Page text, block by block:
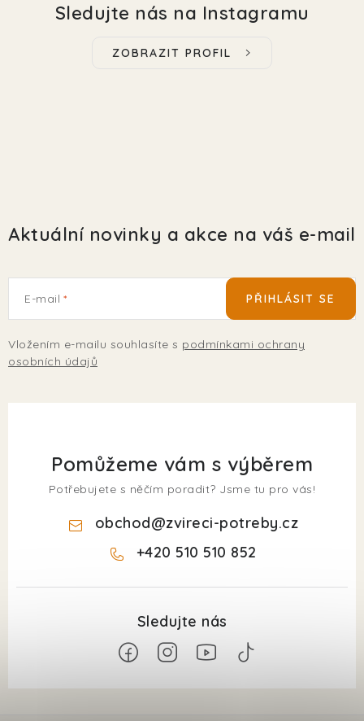
Sledujte nás na Instagramu
ZOBRAZIT PROFIL
Aktuální novinky a akce na váš e-mail
E-mail
Vložením e-mailu souhlasíte s podmínkami ochrany
osobních údajů
PŘIHLÁSIT SE
Pomůžeme vám s výběrem
Potřebujete s něčím poradit? Jsme tu pro vás!
obchod@zvireci-potreby.cz
+420 510 510 852